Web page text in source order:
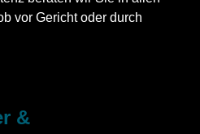
vor Gericht oder durch
&